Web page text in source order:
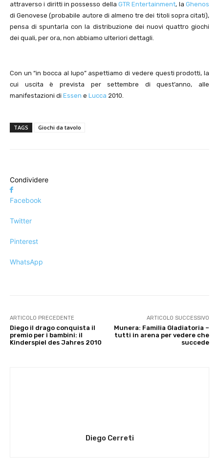
attraverso i diritti in possesso della GTR Entertainment, laGhenos
di Genovese (probabile autore di almeno tre dei titoli sopra citati),
pensa di spuntarla con la distribuzione dei nuovi quattro giochi
dei quali, per ora, non abbiamo ulteriori dettagli.
Con un “in bocca al lupo” aspettiamo di vedere questi prodotti, la
cui uscita è prevista per settembre di quest’anno, alle
manifestazioni di Essen e Lucca 2010.
TAGS Giochi da tavolo
Condividere
Facebook
Twitter
Pinterest
WhatsApp
ARTICOLO PRECEDENTE
Diego il drago conquista il
premio per i bambini: il
Kinderspiel des Jahres 2010
ARTICOLO SUCCESSIVO
Munera: Familia Gladiatoria –
tutti in arena per vedere che
succede
Diego Cerreti